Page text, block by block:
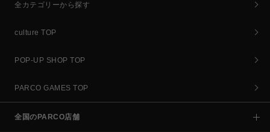
全カテゴリーから探す
culture TOP
POP-UP SHOP TOP
PARCO GAMES TOP
全国のPARCO店舗